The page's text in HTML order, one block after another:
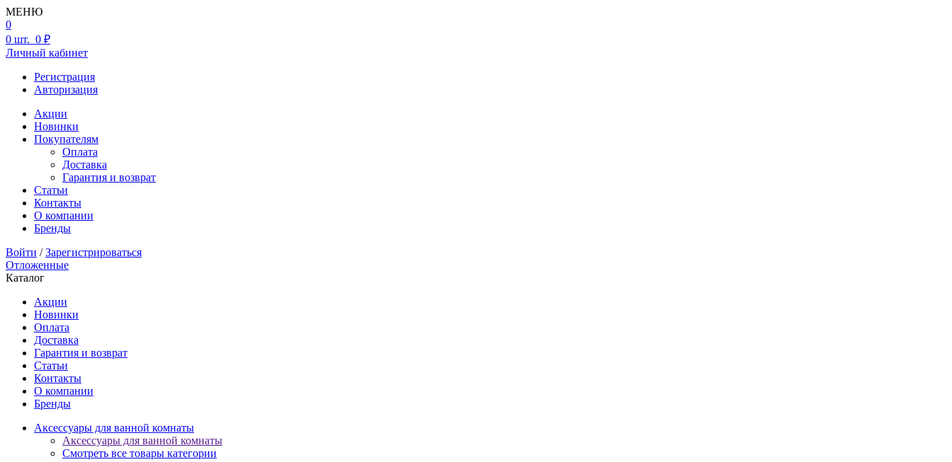
МЕНЮ
0
0 шт. 0 ₽
Личный кабинет
Регистрация
Авторизация
Акции
Новинки
Покупателям
Оплата
Доставка
Гарантия и возврат
Статьи
Контакты
О компании
Бренды
Войти /Зарегистрироваться
Отложенные
Каталог
Акции
Новинки
Оплата
Доставка
Гарантия и возврат
Статьи
Контакты
О компании
Бренды
Аксессуары для ванной комнаты
Аксессуары для ванной комнаты
Смотреть все товары категории